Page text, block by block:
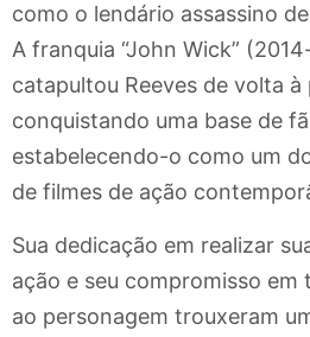
como o lendário assassino
A franquia “John Wick”
catapultou Reeves de volta à
conquistando uma base de
estabelecendo-o como um
de filmes de ação
Sua dedicação em realizar
ação e seu compromisso
ao personagem trouxeram